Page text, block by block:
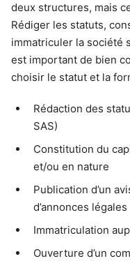
deux structures, mais
Rédiger les statuts,
immatriculer la société
est important de bien
choisir le statut et la
Rédaction des
SAS)
Constitution du
et/ou en nature
Publication d’un
d’annonces légales
Immatriculation
Ouverture d’un